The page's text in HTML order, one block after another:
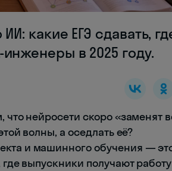
какие ЕГЭ сдавать,
в 2025 году.
что нейросети скоро «заменят
волны, а оседлать её?
и машинного обучения —
выпускники получают